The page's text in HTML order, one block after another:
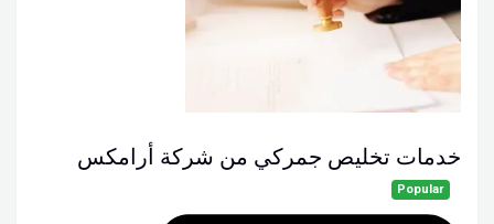
خدمات تخليص جمركي من شركة أرامكس
Popular